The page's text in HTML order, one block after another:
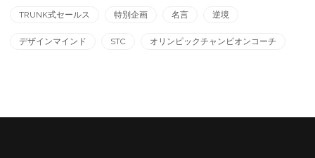
TRUNK式セールス 特別企画 名言 逆境
デザインマインド STC オリンピックチャンピオンコーチ